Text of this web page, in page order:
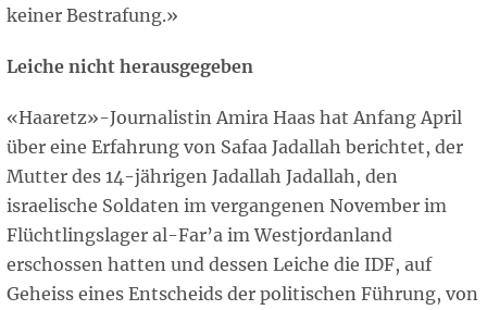
keiner Bestrafung.»
Leiche nicht herausgegeben
«Haaretz»-Journalistin Amira Haas hat Anfang April
über eine Erfahrung von Safaa Jadallah berichtet, der
Mutter des 14-jährigen Jadallah Jadallah, den
israelische Soldaten im vergangenen November im
Flüchtlingslager al-Far’a im Westjordanland
erschossen hatten und dessen Leiche die IDF, auf
Geheiss eines Entscheids der politischen Führung, von